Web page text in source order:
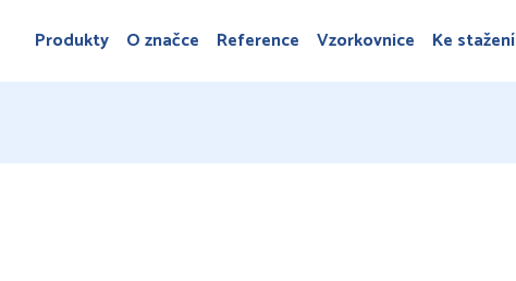
Produkty O značce Reference Vzorkovnice Ke stažení